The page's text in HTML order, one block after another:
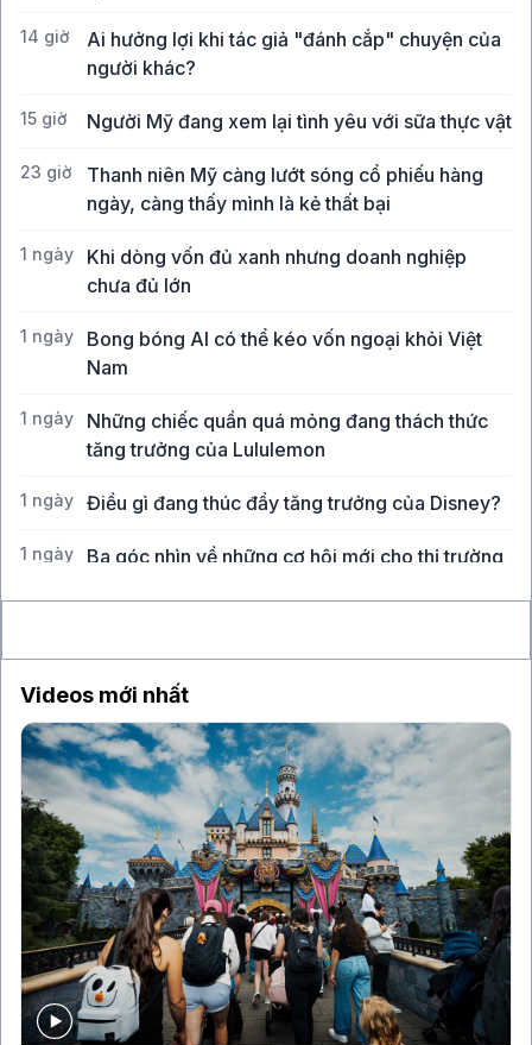
14 giờ
Ai hưởng lợi khi tác giả "đánh cắp" chuyện của
người khác?
15 giờ Người Mỹ đang xem lại tình yêu với sữa thực vật
23 giờ
Thanh niên Mỹ càng lướt sóng cổ phiếu hàng
ngày, càng thấy mình là kẻ thất bại
1 ngày
Khi dòng vốn đủ xanh nhưng doanh nghiệp
chưa đủ lớn
1 ngày
Bong bóng AI có thể kéo vốn ngoại khỏi Việt
Nam
1 ngày
Những chiếc quần quá mỏng đang thách thức
tăng trưởng của Lululemon
1 ngày Điều gì đang thúc đẩy tăng trưởng của Disney?
1 ngày
Ba góc nhìn về những cơ hội mới cho thị trường
Videos mới nhất